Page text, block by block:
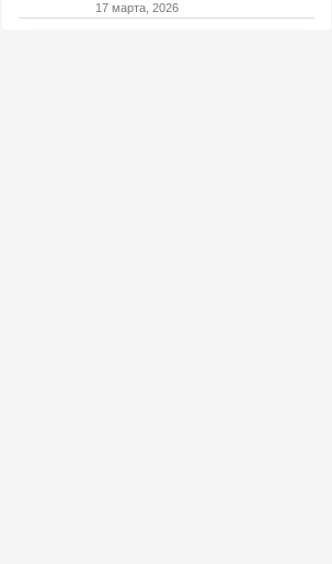
17 марта, 2026